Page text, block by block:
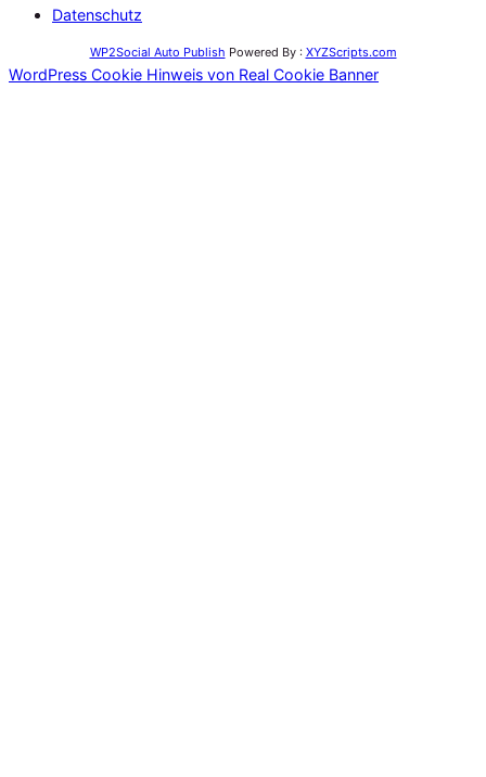
Datenschutz
WP2Social Auto Publish Powered By : XYZScripts.com
WordPress Cookie Hinweis von Real Cookie Banner